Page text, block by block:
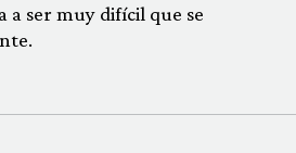
ser muy difícil que se